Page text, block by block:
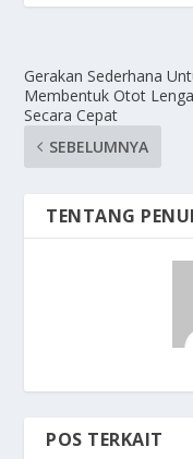
Gerakan Sederhana
Membentuk Otot
Secara Cepat
SEBELUMNYA
TENTANG
POS TERKAIT